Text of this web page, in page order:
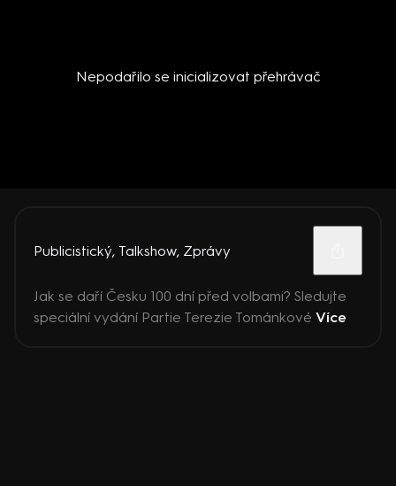
Nepodařilo se inicializovat přehrávač
Publicistický, Talkshow, Zprávy
Jak se daří Česku 100 dní před volbami? Sledujte
speciální vydání Partie Terezie Tománkové Více